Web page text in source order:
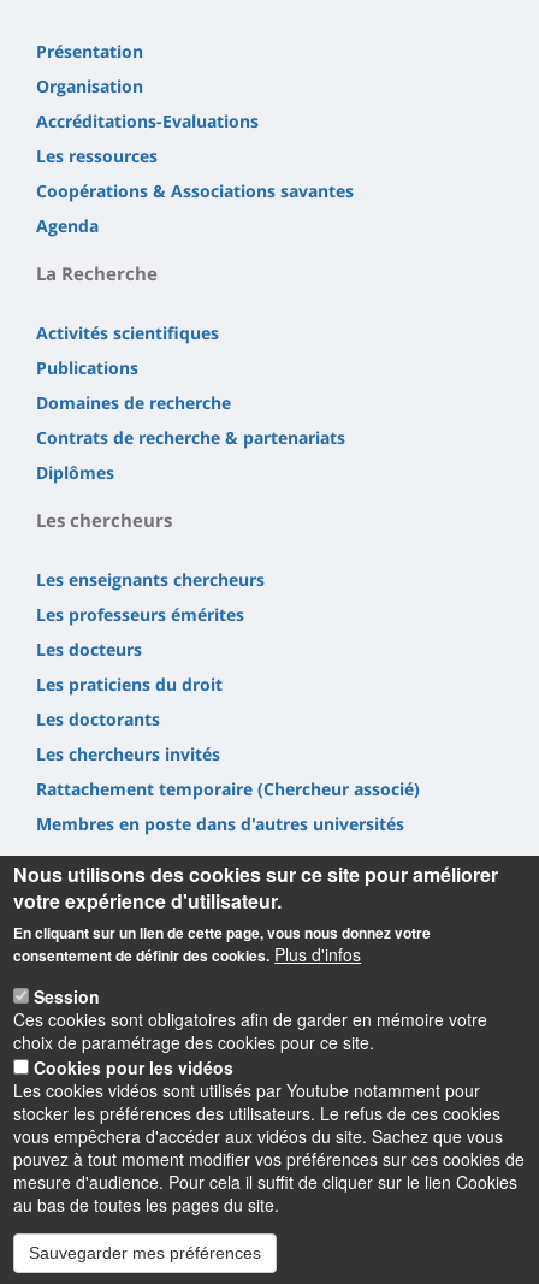
Présentation
Organisation
Accréditations-Evaluations
Les ressources
Coopérations & Associations savantes
Agenda
La Recherche
Activités scientifiques
Publications
Domaines de recherche
Contrats de recherche & partenariats
Diplômes
Les chercheurs
Les enseignants chercheurs
Les professeurs émérites
Les docteurs
Les praticiens du droit
Les doctorants
Les chercheurs invités
Rattachement temporaire (Chercheur associé)
Membres en poste dans d'autres universités
Université d'Orléans
Centre de Recherche Juridique Pothier -
UFR Droit, Economie, Gestion - 11 rue de Blois - BP 26739 -
45067 Orléans cedex 2
Contact : crjp@univ-orleans.fr
InstagramLinkedInYoutube
Nous utilisons des cookies sur ce site pour améliorer
votre expérience d'utilisateur.
En cliquant sur un lien de cette page, vous nous donnez votre
consentement de définir des cookies. Plus d'infos
Session
Ces cookies sont obligatoires afin de garder en mémoire votre
choix de paramétrage des cookies pour ce site.
Cookies pour les vidéos
Les cookies vidéos sont utilisés par Youtube notamment pour
stocker les préférences des utilisateurs. Le refus de ces cookies
vous empêchera d'accéder aux vidéos du site. Sachez que vous
pouvez à tout moment modifier vos préférences sur ces cookies de
mesure d'audience. Pour cela il suffit de cliquer sur le lien Cookies
au bas de toutes les pages du site.
Sauvegarder mes préférences